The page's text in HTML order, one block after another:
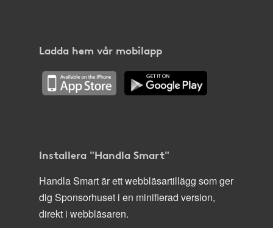
Ladda hem vår mobilapp
Installera "Handla Smart"
Handla Smart är ett webbläsartillägg som ger
dig Sponsorhuset i en minifierad version,
direkt i webbläsaren.